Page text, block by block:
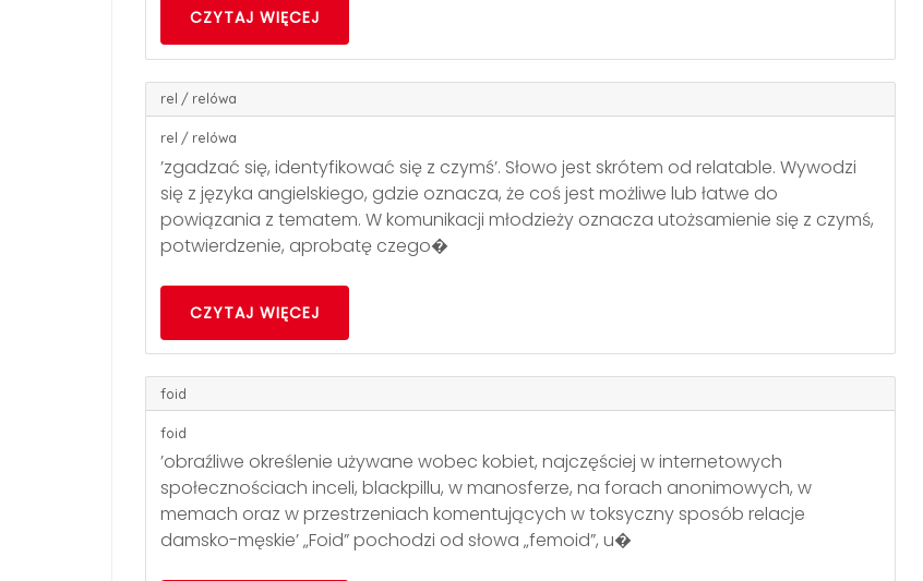
CZYTAJ WIĘCEJ
rel / relówa
rel / relówa
’zgadzać się, identyfikować się z czymś’. Słowo jest skrótem od relatable. Wywodzi
się z języka angielskiego, gdzie oznacza, że coś jest możliwe lub łatwe do
powiązania z tematem. W komunikacji młodzieży oznacza utożsamienie się z czymś,
potwierdzenie, aprobatę czego�
CZYTAJ WIĘCEJ
foid
foid
’obraźliwe określenie używane wobec kobiet, najczęściej w internetowych
społecznościach inceli, blackpillu, w manosferze, na forach anonimowych, w
memach oraz w przestrzeniach komentujących w toksyczny sposób relacje
damsko-męskie’ „Foid” pochodzi od słowa „femoid”, u�